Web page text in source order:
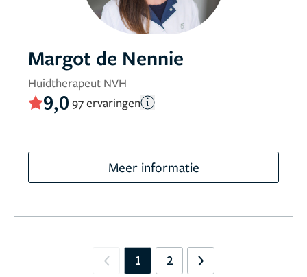
Margot de Nennie
Huidtherapeut NVH
9,0 97 ervaringen
Meer informatie
Previous
1 2 Next